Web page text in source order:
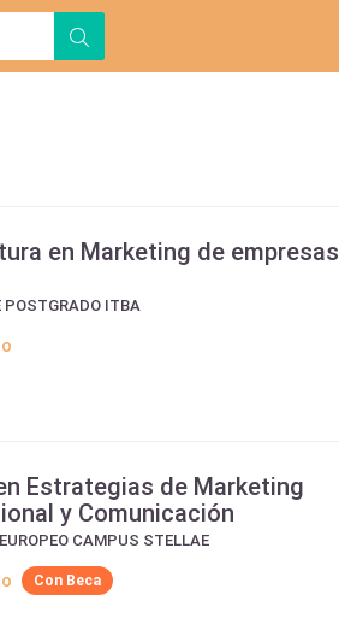
en Marketing de empresas
POSTGRADO ITBA
Estrategias de Marketing
y Comunicación
CAMPUS STELLAE
Con Beca